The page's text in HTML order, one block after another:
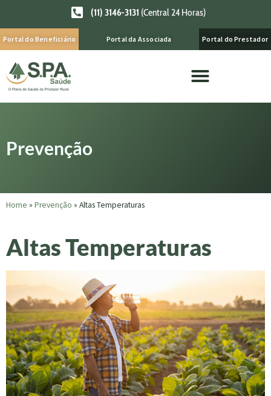
(11) 3146-3131 (Central 24 Horas)
Portal do Beneficiário Portal da Associada Portal do Prestador
Prevenção
Home » Prevenção » Altas Temperaturas
Altas Temperaturas